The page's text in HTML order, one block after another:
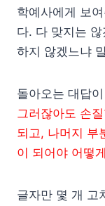
학예사에게 보
다. 다 맞지는
하지 않겠느냐
돌아오는 대답
그러잖아도 손
되고, 나머지 부
이 되어야 어떻
글자만 몇 개 고